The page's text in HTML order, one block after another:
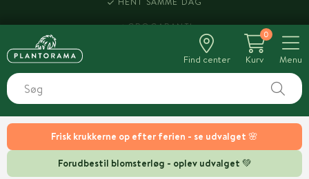
Frisk krukkerne op efter ferien - se udvalget 🌸
Forudbestil blomsterløg - oplev udvalget 💚
Find center
0
Kurv
Menu